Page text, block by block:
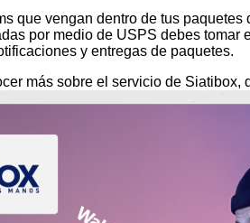
que vengan dentro de tus
por medio de USPS debes
y entregas de paquetes.
más sobre el servicio de